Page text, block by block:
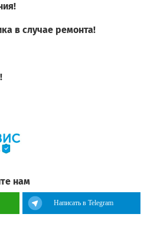
в случае ремонта!
нам
Написать в Telegram